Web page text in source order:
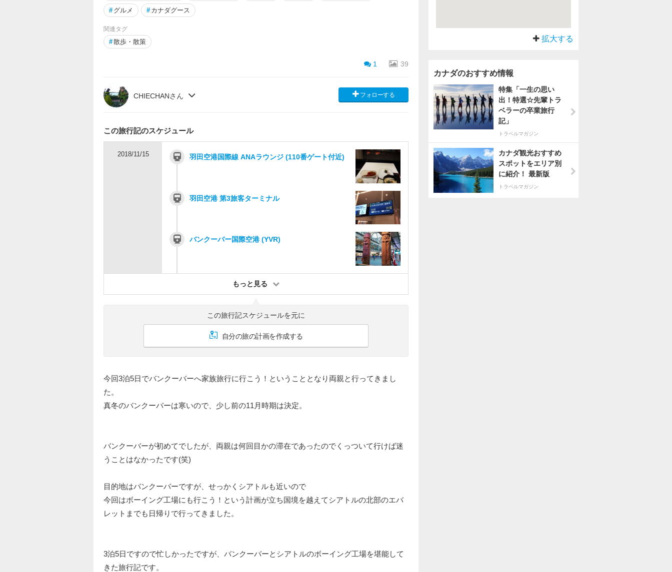
# グルメ # カナダグース
関連タグ
#散歩・散策
1 39
CHIECHANさん フォローする
この旅行記のスケジュール
2018/11/15 羽田空港国際線 ANAラウンジ (110番ゲート付近)
羽田空港 第3旅客ターミナル
バンクーバー国際空港 (YVR)
もっと見る
この旅行記スケジュールを元に
自分の旅の計画を作成する
今回3泊5日でバンクーバーへ家族旅行に行こう！ということとなり両親と行ってきまし
た。
真冬のバンクーバーは寒いので、少し前の11月時期は決定。
バンクーバーが初めてでしたが、両親は何回目かの滞在であったのでくっついて行けば迷
うことはなかったです(笑)
目的地はバンクーバーですが、せっかくシアトルも近いので
今回はボーイング工場にも行こう！という計画が立ち国境を越えてシアトルの北部のエバ
レットまでも日帰りで行ってきました。
3泊5日ですので忙しかったですが、バンクーバーとシアトルのボーイング工場を堪能して
きた旅行記です。
拡大する
カナダのおすすめ情報
特集「一生の思い
出！特選☆先輩トラ
ベラーの卒業旅行
記」
トラベルマガジン
カナダ観光おすすめ
スポットをエリア別
に紹介！ 最新版
トラベルマガジン